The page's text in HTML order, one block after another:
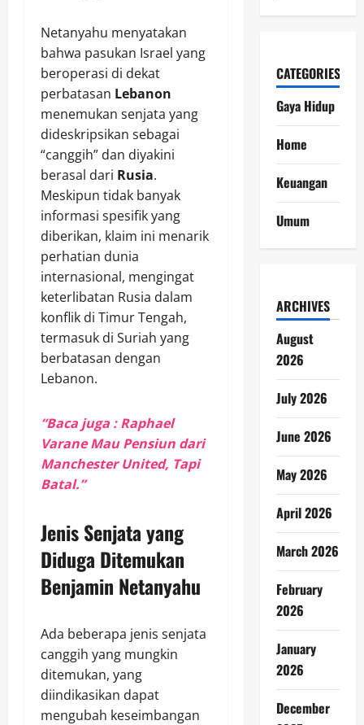
Netanyahu menyatakan
bahwa pasukan Israel yang
beroperasi di dekat
perbatasan Lebanon
menemukan senjata yang
dideskripsikan sebagai
“canggih” dan diyakini
berasal dari Rusia.
Meskipun tidak banyak
informasi spesifik yang
diberikan, klaim ini menarik
perhatian dunia
internasional, mengingat
keterlibatan Rusia dalam
konflik di Timur Tengah,
termasuk di Suriah yang
berbatasan dengan
Lebanon.
“Baca juga : Raphael
Varane Mau Pensiun dari
Manchester United, Tapi
Batal.”
Jenis Senjata yang
Diduga Ditemukan
Benjamin Netanyahu
Ada beberapa jenis senjata
canggih yang mungkin
ditemukan, yang
diindikasikan dapat
mengubah keseimbangan
CATEGORIES
Gaya Hidup
Home
Keuangan
Umum
ARCHIVES
August
2026
July 2026
June 2026
May 2026
April 2026
March 2026
February
2026
January
2026
December